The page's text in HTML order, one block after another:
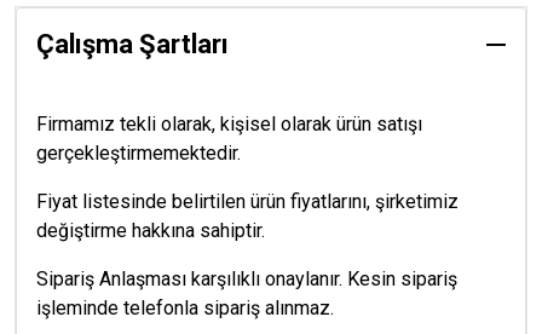
Çalışma Şartları
Firmamız tekli olarak, kişisel olarak ürün satışı
gerçekleştirmemektedir.
Fiyat listesinde belirtilen ürün fiyatlarını, şirketimiz
değiştirme hakkına sahiptir.
Sipariş Anlaşması karşılıklı onaylanır. Kesin sipariş
işleminde telefonla sipariş alınmaz.